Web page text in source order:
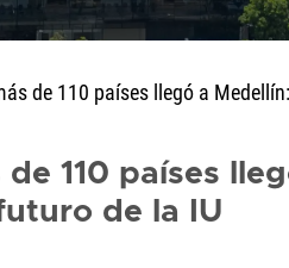
de 110 países llegó a
110 países
de la IU